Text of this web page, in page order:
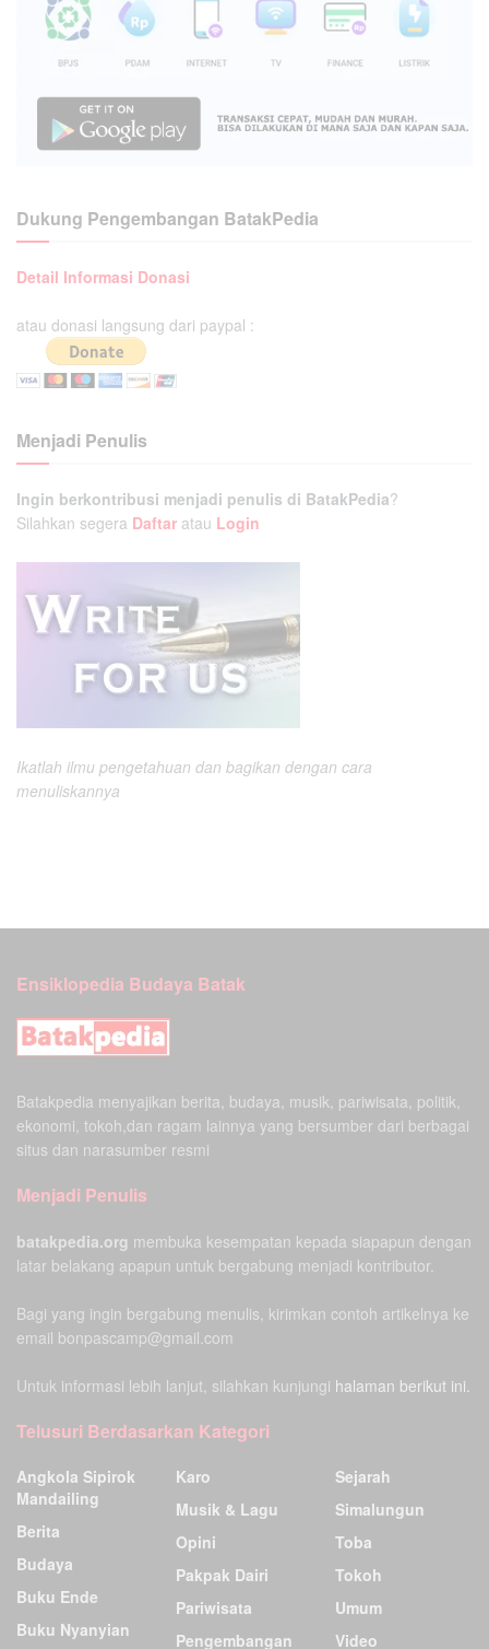
Dukung Pengembangan BatakPedia
Detail Informasi Donasi
atau donasi langsung dari paypal :
Menjadi Penulis
Ingin berkontribusi menjadi penulis di BatakPedia?
Silahkan segera Daftar atau Login
Ikatlah ilmu pengetahuan dan bagikan dengan cara
menuliskannya
Ensiklopedia Budaya Batak
Batakpedia menyajikan berita, budaya, musik, pariwisata, politik,
ekonomi, tokoh,dan ragam lainnya yang bersumber dari berbagai
situs dan narasumber resmi
Menjadi Penulis
batakpedia.org membuka kesempatan kepada siapapun dengan
latar belakang apapun untuk bergabung menjadi kontributor.
Bagi yang ingin bergabung menulis, kirimkan contoh artikelnya ke
email bonpascamp@gmail.com
Untuk informasi lebih lanjut, silahkan kunjungi halaman berikut ini.
Telusuri Berdasarkan Kategori
Angkola Sipirok
Mandailing
Berita
Budaya
Buku Ende
Buku Nyanyian
Karo
Musik & Lagu
Opini
Pakpak Dairi
Pariwisata
Pengembangan
Sejarah
Simalungun
Toba
Tokoh
Umum
Video